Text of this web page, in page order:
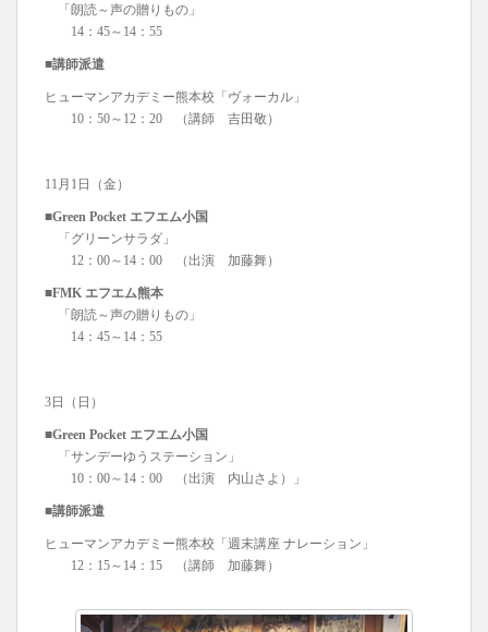
「朗読～声の贈りもの」
14：45～14：55
■講師派遣
ヒューマンアカデミー熊本校「ヴォーカル」
10：50～12：20 （講師 吉田敬）
11月1日（金）
■Green Pocket エフエム小国
「グリーンサラダ」
12：00～14：00 （出演 加藤舞）
■FMK エフエム熊本
「朗読～声の贈りもの」
14：45～14：55
3日（日）
■Green Pocket エフエム小国
「サンデーゆうステーション」
10：00～14：00 （出演 内山さよ）」
■講師派遣
ヒューマンアカデミー熊本校「週末講座 ナレーション」
12：15～14：15 （講師 加藤舞）